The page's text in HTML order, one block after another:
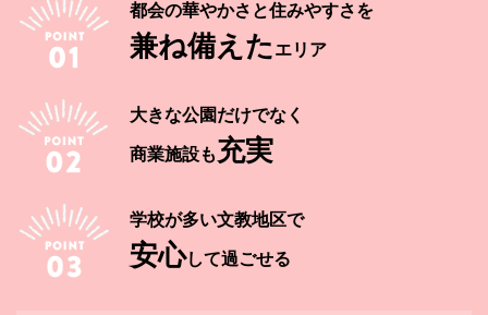
都会の華やかさと住みやすさを
兼ね備えた エリア
大きな公園だけでなく
商業施設も充実
学校が多い文教地区で
安心して過ごせる